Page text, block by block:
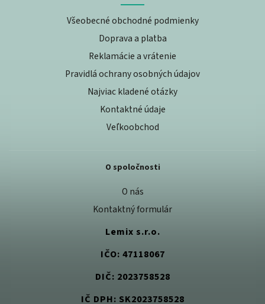
Všeobecné obchodné podmienky
Doprava a platba
Reklamácie a vrátenie
Pravidlá ochrany osobných údajov
Najviac kladené otázky
Kontaktné údaje
Veľkoobchod
O spoločnosti
O nás
Kontaktný formulár
Lemix s.r.o.
IČO: 47118067
DIČ: 2023758528
IČ DPH: SK2023758528